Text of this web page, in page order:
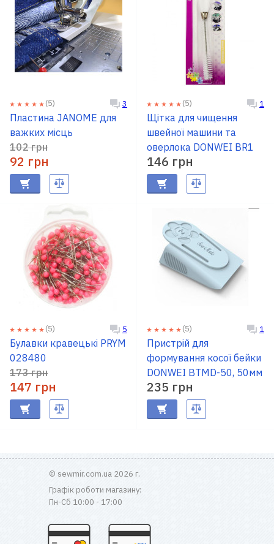
(5) 3
Пластина JANOME для
важких місць
102 грн
92 грн
(5) 1
Щітка для чищення
швейної машини та
оверлока DONWEI BR1
146 грн
(5) 5
Булавки кравецькі PRYM
028480
173 грн
147 грн
(5) 1
Пристрій для
формування косої бейки
DONWEI BTMD-50, 50мм
235 грн
© sewmir.com.ua 2026 г.
Графік роботи магазину:
Пн-Сб 10:00 - 17:00